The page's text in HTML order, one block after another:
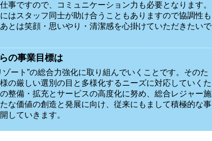
事ですので、コミュニケーション力も必要となります。
はスタッフ同士が助け合うこともありますので協調性も
とは笑顔・思いやり・清潔感を心掛けていただきたいで
の事業目標は
ゾート”の総合力強化に取り組んでいくことです。そのた
の厳しい選別の目と多様化するニーズに対応していくた
整備・拡充とサービスの高度化に努め、総合レジャー施
な価値の創造と発展に向け、従来にもまして積極的な事
していきます。